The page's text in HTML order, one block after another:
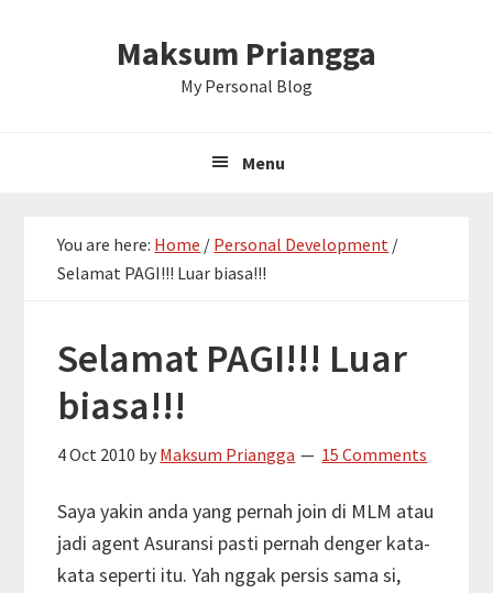
Maksum Priangga
My Personal Blog
Menu
You are here: Home / Personal Development /
Selamat PAGI!!! Luar biasa!!!
Selamat PAGI!!! Luar
biasa!!!
4 Oct 2010 by Maksum Priangga 15 Comments
Saya yakin anda yang pernah join di MLM atau
jadi agent Asuransi pasti pernah denger kata-
kata seperti itu. Yah nggak persis sama si,